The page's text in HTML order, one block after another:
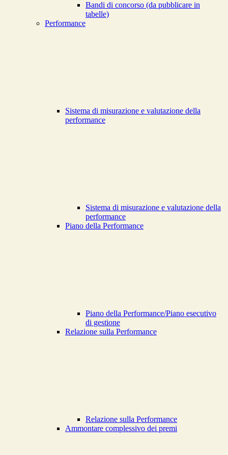
Bandi di concorso (da pubblicare in
tabelle)
Performance
Sistema di misurazione e valutazione della
performance
Sistema di misurazione e valutazione della
performance
Piano della Performance
Piano della Performance/Piano esecutivo
di gestione
Relazione sulla Performance
Relazione sulla Performance
Ammontare complessivo dei premi